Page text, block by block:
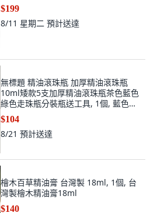
$199
8/11 星期二 預計送達
無標題 精油滾珠瓶 加厚精油滾珠瓶
10ml矮款5支加厚精油滾珠瓶茶色藍色
綠色走珠瓶分裝瓶送工具, 1個, 藍色鋼
珠
$104
8/21 預計送達
檜木百草精油膏 台灣製 18ml, 1個, 台
灣製檜木精油膏18ml
$140